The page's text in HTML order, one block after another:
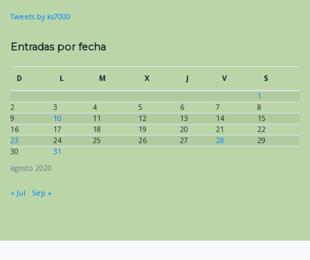
Tweets by ks7000
Entradas por fecha
agosto 2020
D L M X J V
S
1
2
3 4 5 6 7
8
9
10 11 12 13 14
15
16
17 18 19 20 21
22
23
24 25 26 27 28
29
30
31
« Jul Sep »